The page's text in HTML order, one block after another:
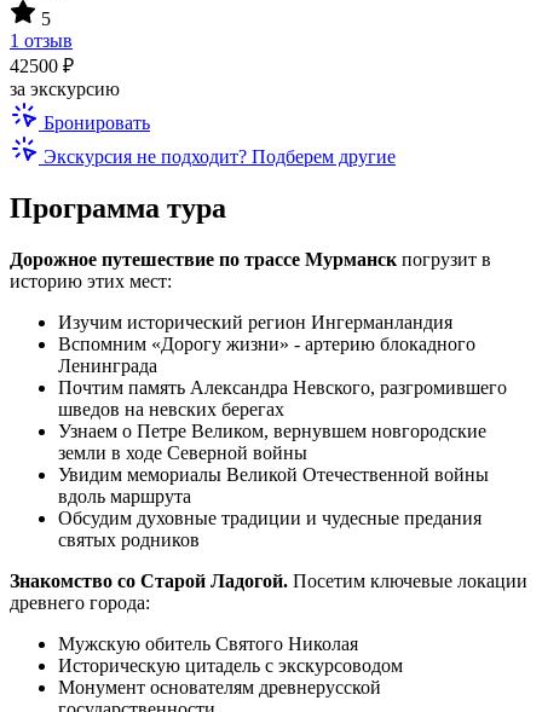
5
1 отзыв
42500 ₽
за экскурсию
Бронировать
Экскурсия не подходит? Подберем другие
Программа тура
Дорожное путешествие по трассе Мурманск погрузит в
историю этих мест:
Изучим исторический регион Ингерманландия
Вспомним «Дорогу жизни» - артерию блокадного
Ленинграда
Почтим память Александра Невского, разгромившего
шведов на невских берегах
Узнаем о Петре Великом, вернувшем новгородские
земли в ходе Северной войны
Увидим мемориалы Великой Отечественной войны
вдоль маршрута
Обсудим духовные традиции и чудесные предания
святых родников
Знакомство со Старой Ладогой. Посетим ключевые локации
древнего города:
Мужскую обитель Святого Николая
Историческую цитадель с экскурсоводом
Монумент основателям древнерусской